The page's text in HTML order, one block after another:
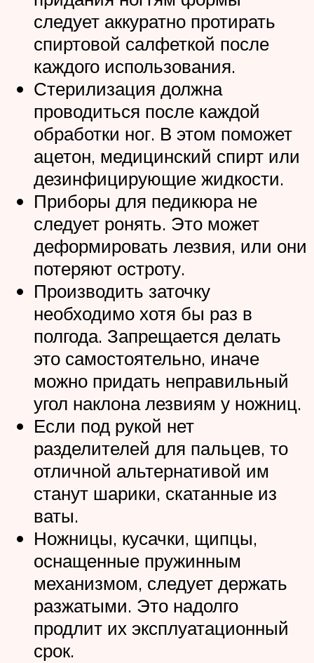
следует аккуратно протирать
спиртовой салфеткой после
каждого использования.
Стерилизация должна
проводиться после каждой
обработки ног. В этом поможет
ацетон, медицинский спирт или
дезинфицирующие жидкости.
Приборы для педикюра не
следует ронять. Это может
деформировать лезвия, или они
потеряют остроту.
Производить заточку
необходимо хотя бы раз в
полгода. Запрещается делать
это самостоятельно, иначе
можно придать неправильный
угол наклона лезвиям у ножниц.
Если под рукой нет
разделителей для пальцев, то
отличной альтернативой им
станут шарики, скатанные из
ваты.
Ножницы, кусачки, щипцы,
оснащенные пружинным
механизмом, следует держать
разжатыми. Это надолго
продлит их эксплуатационный
срок.